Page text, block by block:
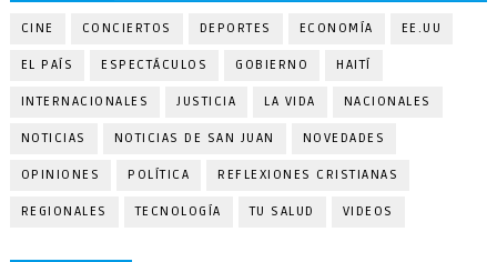
CINE CONCIERTOS DEPORTES ECONOMÍA EE.UU
EL PAÍS ESPECTÁCULOS GOBIERNO HAITÍ
INTERNACIONALES JUSTICIA LA VIDA NACIONALES
NOTICIAS NOTICIAS DE SAN JUAN NOVEDADES
OPINIONES POLÍTICA REFLEXIONES CRISTIANAS
REGIONALES TECNOLOGÍA TU SALUD VIDEOS